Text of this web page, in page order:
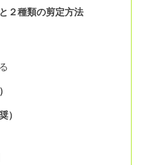
２種類の剪定方法
）